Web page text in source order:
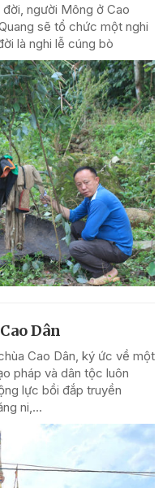
đời, người Mông ở Cao
sẽ tổ chức một nghi
là nghi lễ cúng bò
Dân
Cao Dân, ký ức về một
pháp và dân tộc luôn
lực bồi đắp truyền
ni,...